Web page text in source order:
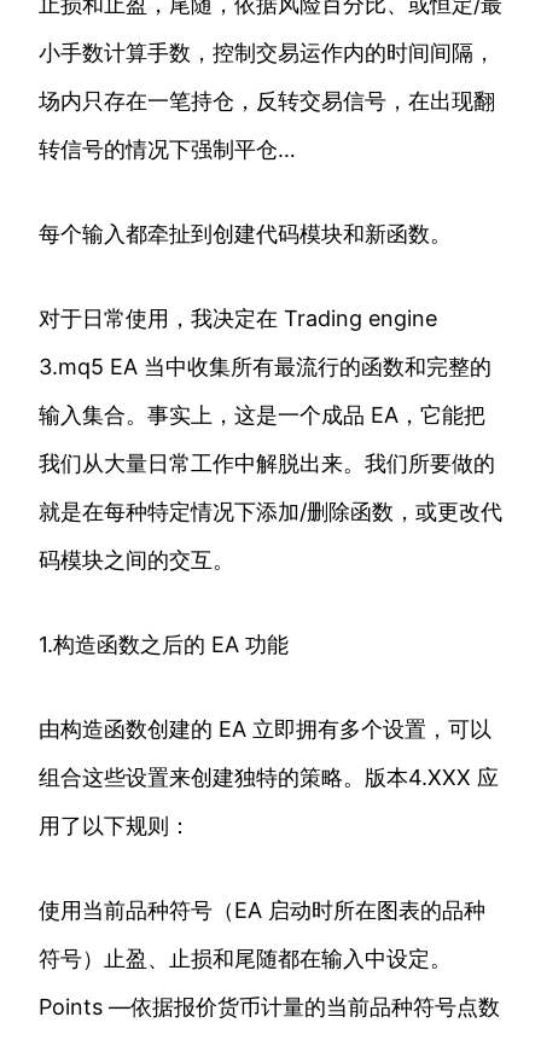
小手数计算手数，控制交易运作内的时间间隔，
场内只存在一笔持仓，反转交易信号，在出现翻
转信号的情况下强制平仓…
每个输入都牵扯到创建代码模块和新函数。
对于日常使用，我决定在 Trading engine
3.mq5 EA 当中收集所有最流行的函数和完整的
输入集合。事实上，这是一个成品 EA，它能把
我们从大量日常工作中解脱出来。我们所要做的
就是在每种特定情况下添加/删除函数，或更改代
码模块之间的交互。
1.构造函数之后的 EA 功能
由构造函数创建的 EA 立即拥有多个设置，可以
组合这些设置来创建独特的策略。版本4.XXX 应
用了以下规则：
使用当前品种符号（EA 启动时所在图表的品种
符号）止盈、止损和尾随都在输入中设定。
Points —依据报价货币计量的当前品种符号点数